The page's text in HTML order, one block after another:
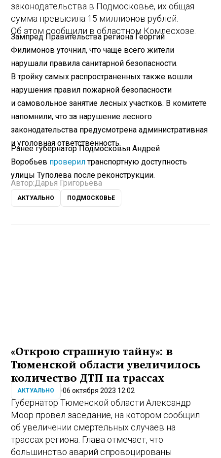
законодательства в Подмосковье, их общая
сумма превысила 15 миллионов рублей.
Об этом сообщили в областном Комлесхозе.
Зампред Правительства региона Георгий
Филимонов уточнил, что чаще всего жители
нарушали правила санитарной безопасности.
В тройку самых распространенных также вошли
нарушения правил пожарной безопасности
и самовольное занятие лесных участков. В комитете
напомнили, что за нарушение лесного
законодательства предусмотрена административная
и уголовная ответственность.
Ранее губернатор Подмосковья Андрей
Воробьев проверилтранспортную доступность
улицы Туполева после реконструкции.
Автор:Дарья Григорьева
АКТУАЛЬНО ПОДМОСКОВЬЕ
«Открою страшную тайну»: в
Тюменской области увеличилось
количество ДТП на трассах
АКТУАЛЬНО 06 октября 2023 12:02
Губернатор Тюменской области Александр
Моор провел заседание, на котором сообщил
об увеличении смертельных случаев на
трассах региона. Глава отмечает, что
большинство аварий спровоцированы